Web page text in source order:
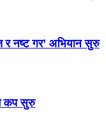
र नष्ट गर’ अभियान सुरु
कप सुरु